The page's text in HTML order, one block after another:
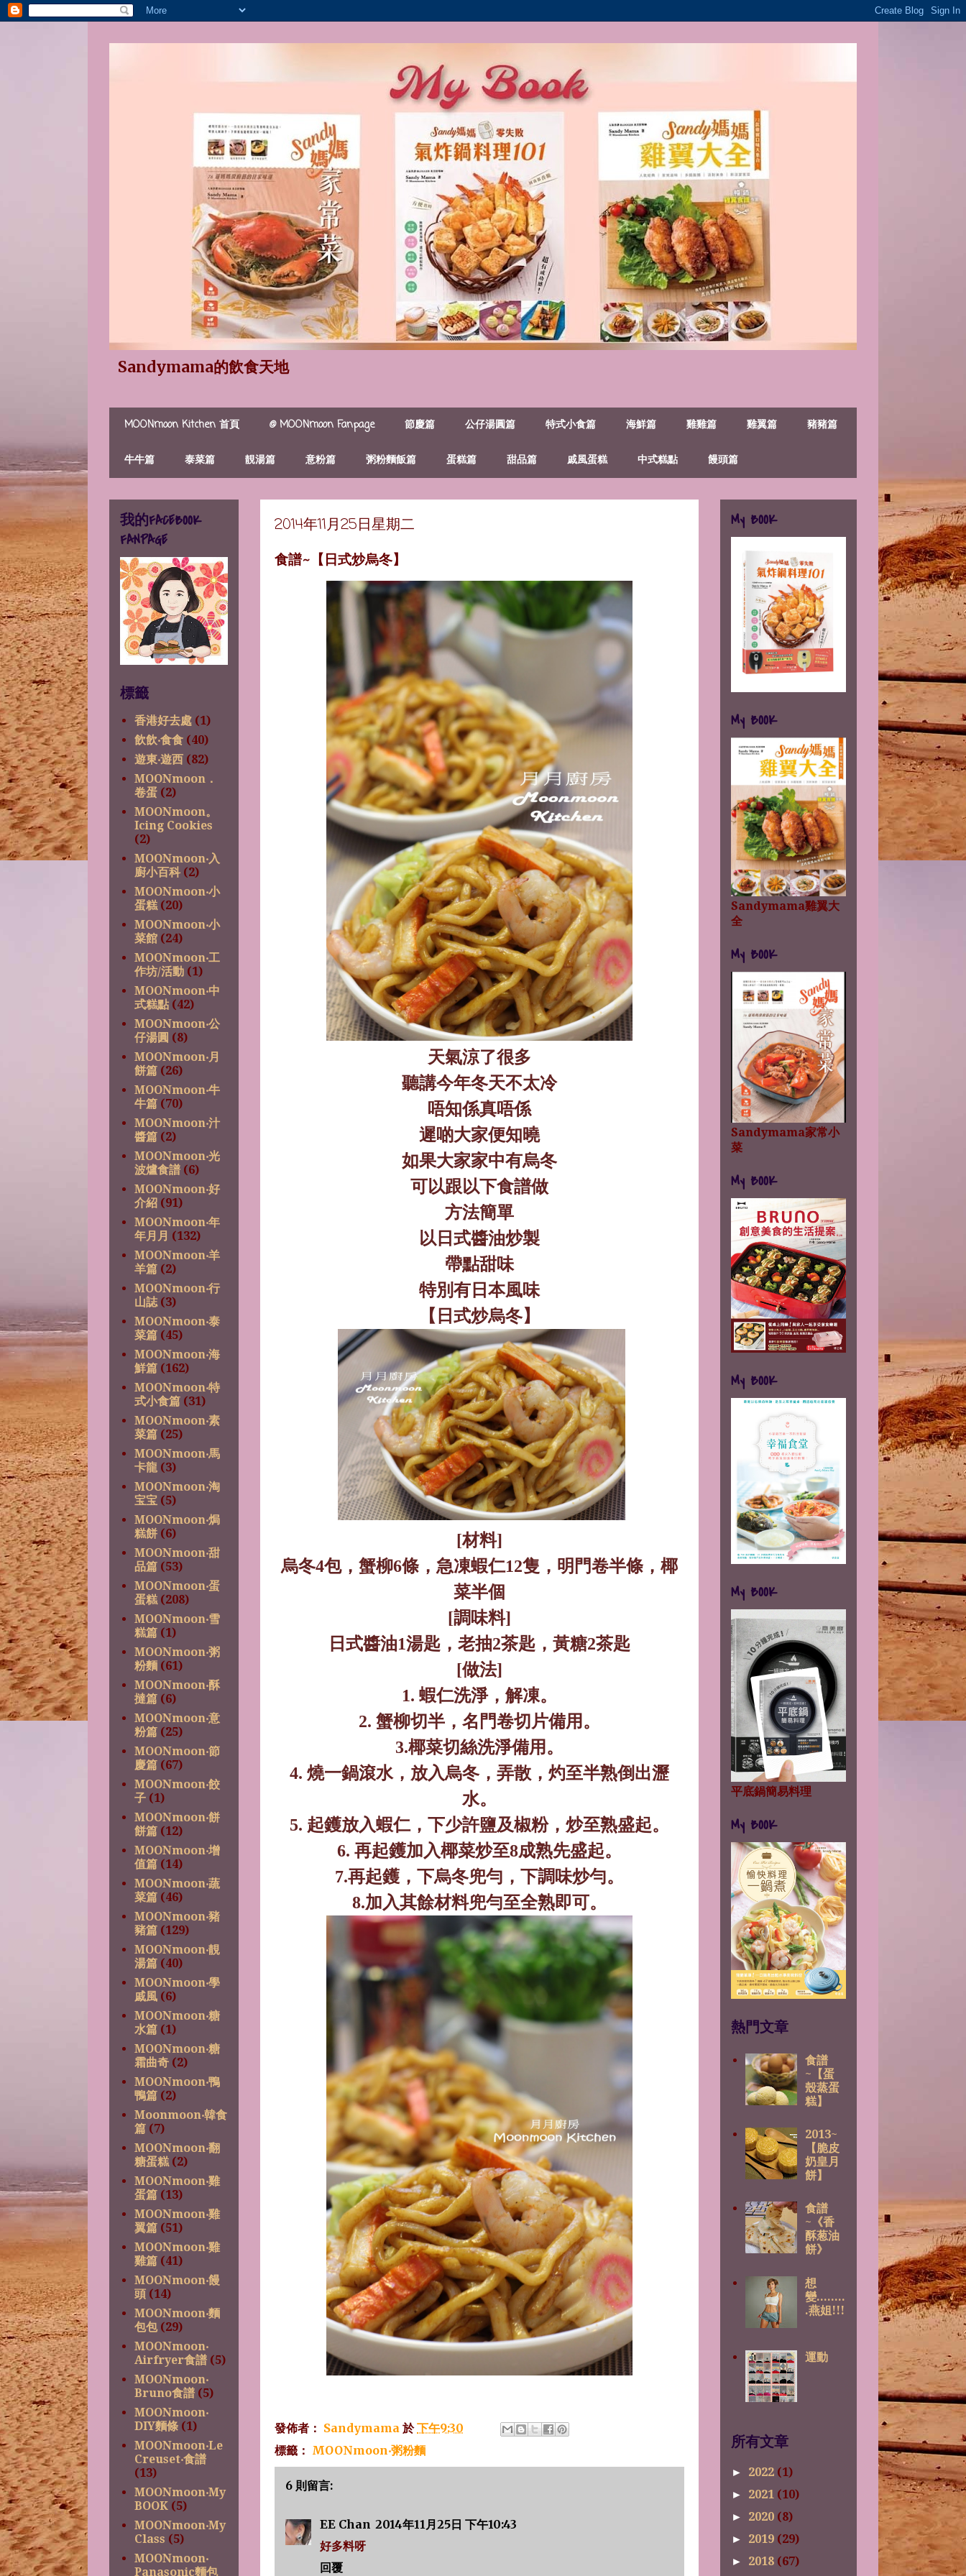
Sandymama的飲食天地
MOONmoon Kitchen 首頁 @ MOONmoon Fanpage 節慶篇 公仔湯圓篇 特式小食篇 海鮮篇 雞雞篇 雞翼篇 豬豬篇
牛牛篇 泰菜篇 靚湯篇 意粉篇 粥粉麵飯篇 蛋糕篇 甜品篇 戚風蛋糕 中式糕點 饅頭篇
2014年11月25日星期二
食譜~【日式炒烏冬】
天氣涼了很多
聽講今年冬天不太冷
唔知係真唔係
遲啲大家便知曉
如果大家家中有烏冬
可以跟以下食譜做
方法簡單
以日式醬油炒製
帶點甜味
特別有日本風味
【日式炒烏冬】
[材料]
烏冬4包，蟹柳6條，急凍蝦仁12隻，明門卷半條，椰
菜半個
[調味料]
日式醬油1湯匙，老抽2茶匙，黃糖2茶匙
[做法]
1. 蝦仁洗淨，解凍。
2. 蟹柳切半，名門卷切片備用。
3.椰菜切絲洗淨備用。
4. 燒一鍋滾水，放入烏冬，弄散，灼至半熟倒出瀝
水。
5. 起鑊放入蝦仁，下少許鹽及椒粉，炒至熟盛起。
6. 再起鑊加入椰菜炒至8成熟先盛起。
7.再起鑊，下烏冬兜勻，下調味炒勻。
8.加入其餘材料兜勻至全熟即可。
發佈者： Sandymama 於下午9:30
標籤： MOONmoon‧粥粉麵
6 則留言:
EE Chan 2014年11月25日 下午10:43
好多料呀
回覆
我的FACEBOOK
FANPAGE
標籤
香港好去處 (1)
飲飲‧食食 (40)
遊東‧遊西 (82)
MOONmoon．
卷蛋 (2)
MOONmoon。
Icing Cookies
(2)
MOONmoon‧入
廚小百科 (2)
MOONmoon‧小
蛋糕 (20)
MOONmoon‧小
菜館 (24)
MOONmoon‧工
作坊/活動 (1)
MOONmoon‧中
式糕點 (42)
MOONmoon‧公
仔湯圓 (8)
MOONmoon‧月
餅篇 (26)
MOONmoon‧牛
牛篇 (70)
MOONmoon‧汁
醬篇 (2)
MOONmoon‧光
波爐食譜 (6)
MOONmoon‧好
介紹 (91)
MOONmoon‧年
年月月 (132)
MOONmoon‧羊
羊篇 (2)
MOONmoon‧行
山誌 (3)
MOONmoon‧泰
菜篇 (45)
MOONmoon‧海
鮮篇 (162)
MOONmoon‧特
式小食篇 (31)
MOONmoon‧素
菜篇 (25)
MOONmoon‧馬
卡龍 (3)
MOONmoon‧淘
宝宝 (5)
MOONmoon‧焗
糕餅 (6)
MOONmoon‧甜
品篇 (53)
MOONmoon‧蛋
蛋糕 (208)
MOONmoon‧雪
糕篇 (1)
MOONmoon‧粥
粉麵 (61)
MOONmoon‧酥
撻篇 (6)
MOONmoon‧意
粉篇 (25)
MOONmoon‧節
慶篇 (67)
MOONmoon‧餃
子 (1)
MOONmoon‧餅
餅篇 (12)
MOONmoon‧增
值篇 (14)
MOONmoon‧蔬
菜篇 (46)
MOONmoon‧豬
豬篇 (129)
MOONmoon‧靚
湯篇 (40)
MOONmoon‧學
戚風 (6)
MOONmoon‧糖
水篇 (1)
MOONmoon‧糖
霜曲奇 (2)
MOONmoon‧鴨
鴨篇 (2)
Moonmoon‧韓食
篇 (7)
MOONmoon‧翻
糖蛋糕 (2)
MOONmoon‧雞
蛋篇 (13)
MOONmoon‧雞
翼篇 (51)
MOONmoon‧雞
雞篇 (41)
MOONmoon‧饅
頭 (14)
MOONmoon‧麵
包包 (29)
MOONmoon‧
Airfryer食譜 (5)
MOONmoon‧
Bruno食譜 (5)
MOONmoon‧
DIY麵條 (1)
MOONmoon‧Le
Creuset‧食譜
(13)
MOONmoon‧My
BOOK (5)
MOONmoon‧My
Class (5)
MOONmoon‧
Panasonic麵包
My BOOK
My BOOK
Sandymama雞翼大
全
My BOOK
Sandymama家常小
菜
My BOOK
My BOOK
My BOOK
平底鍋簡易料理
My BOOK
熱門文章
食譜
~【蛋
殼蒸蛋
糕】
2013~
【脆皮
奶皇月
餅】
食譜
~《香
酥葱油
餅》
想
變........
.燕姐!!!
運動
所有文章
► 2022 (1)
► 2021 (10)
► 2020 (8)
► 2019 (29)
► 2018 (67)